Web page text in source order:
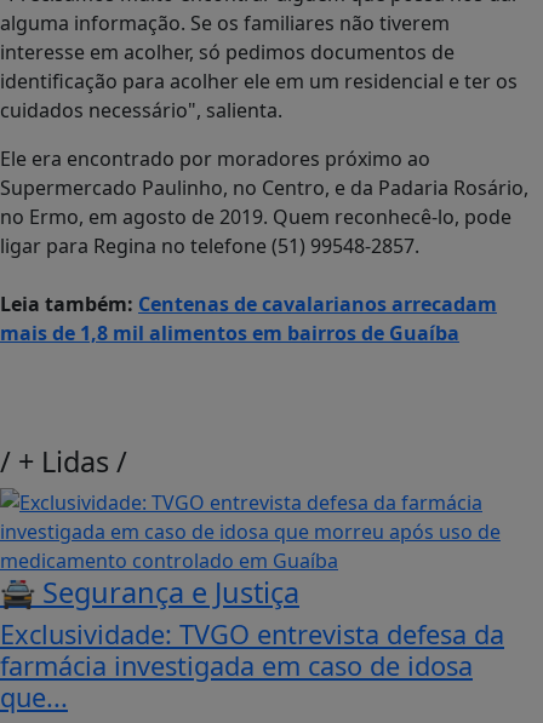
alguma informação. Se os familiares não tiverem
interesse em acolher, só pedimos documentos de
identificação para acolher ele em um residencial e ter os
cuidados necessário", salienta.
Ele era encontrado por moradores próximo ao
Supermercado Paulinho, no Centro, e da Padaria Rosário,
no Ermo, em agosto de 2019. Quem reconhecê-lo, pode
ligar para Regina no telefone (51) 99548-2857.
Leia também: Centenas de cavalarianos arrecadam
mais de 1,8 mil alimentos em bairros de Guaíba
/ + Lidas /
🚔 Segurança e Justiça
Exclusividade: TVGO entrevista defesa da
farmácia investigada em caso de idosa
que...